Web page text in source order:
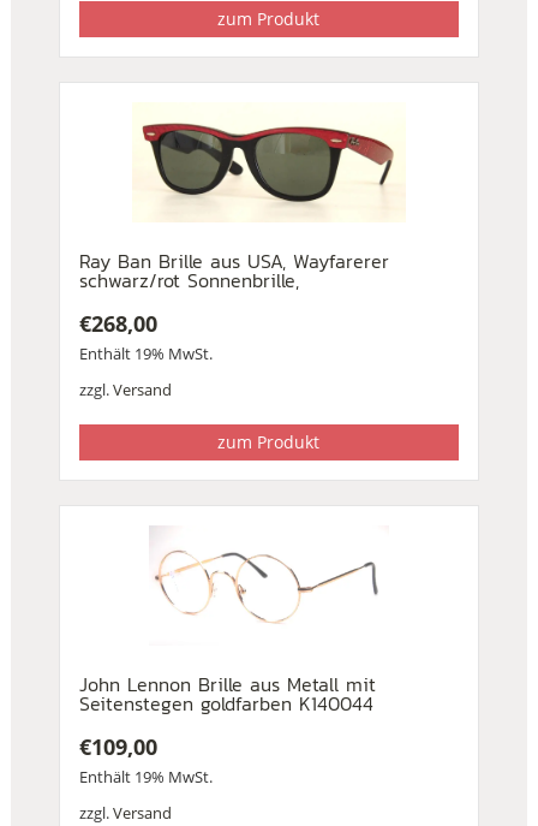
zum Produkt
Ray Ban Brille aus USA, Wayfarerer
schwarz/rot Sonnenbrille,
€268,00
Enthält 19% MwSt.
zzgl.Versand
zum Produkt
John Lennon Brille aus Metall mit
Seitenstegen goldfarben K140044
€109,00
Enthält 19% MwSt.
zzgl.Versand